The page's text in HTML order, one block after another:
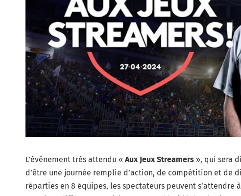
L’événement très attendu « Aux Jeux Streamers », qui sera
d’être une journée remplie d’action, de compétition et de
réparties en 8 équipes, les spectateurs peuvent